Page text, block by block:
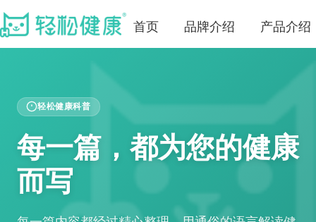
首页 品牌介绍 产品介绍
轻松健康科普
每一篇，都为您的健康
而写